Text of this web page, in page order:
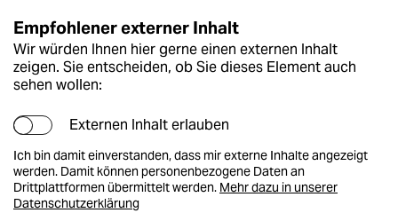
Empfohlener externer Inhalt
Wir würden Ihnen hier gerne einen externen Inhalt
zeigen. Sie entscheiden, ob Sie dieses Element auch
sehen wollen:
Externen Inhalt erlauben
Ich bin damit einverstanden, dass mir externe Inhalte angezeigt
werden. Damit können personenbezogene Daten an
Drittplattformen übermittelt werden. Mehr dazu in unserer
Datenschutzerklärung